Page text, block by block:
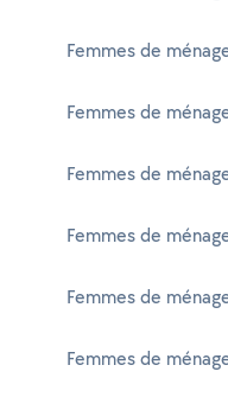
Femmes de
Femmes de
Femmes de
Femmes de
Femmes de
Femmes de